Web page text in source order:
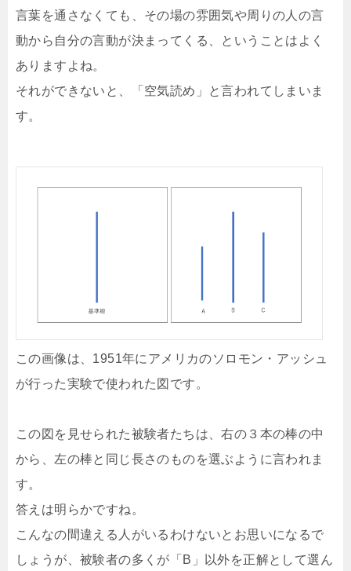
言葉を通さなくても、その場の雰囲気や周りの人の言
動から自分の言動が決まってくる、ということはよく
ありますよね。
それができないと、「空気読め」と言われてしまいま
す。
この画像は、1951年にアメリカのソロモン・アッシュ
が行った実験で使われた図です。
この図を見せられた被験者たちは、右の３本の棒の中
から、左の棒と同じ長さのものを選ぶように言われま
す。
答えは明らかですね。
こんなの間違える人がいるわけないとお思いになるで
しょうが、被験者の多くが「B」以外を正解として選ん